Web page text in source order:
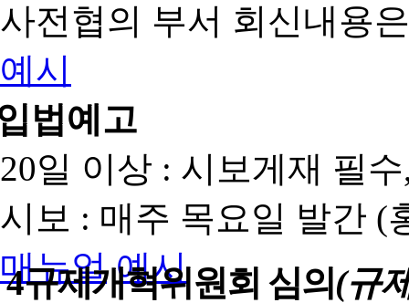
사전협의 부서 회신내용
예시
법예고
20일 이상 : 시보게재 필
시보 : 매주 목요일 발간 (
매뉴얼 예시
4규제개혁위원회 심의(규